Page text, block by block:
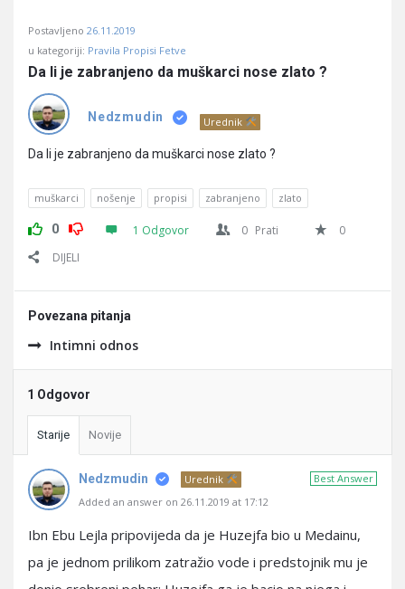
Učene
Latest
Pitanja
Postavljeno 26.11.2019
u kategoriji: Pravila Propisi Fetve
Da li je zabranjeno da muškarci nose zlato ?
Nedzmudin Urednik
Da li je zabranjeno da muškarci nose zlato ?
muškarci nošenje propisi zabranjeno zlato
0 1 Odgovor 0 Prati
0
DIJELI
Povezana pitanja
Intimni odnos
1 Odgovor
Starije Novije
Best Answer
Nedzmudin
Urednik
Added an answer on 26.11.2019 at 17:12
Ibn Ebu Lejla pripovijeda da je Huzejfa bio u Medainu,
pa je jednom prilikom zatražio vode i predstojnik mu je